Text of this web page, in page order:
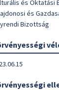
és Oktatási
és
Bizottság